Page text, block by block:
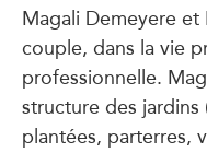
Magali Demeyere
couple, dans la vie
professionnelle.
structure des
plantées, parterres,